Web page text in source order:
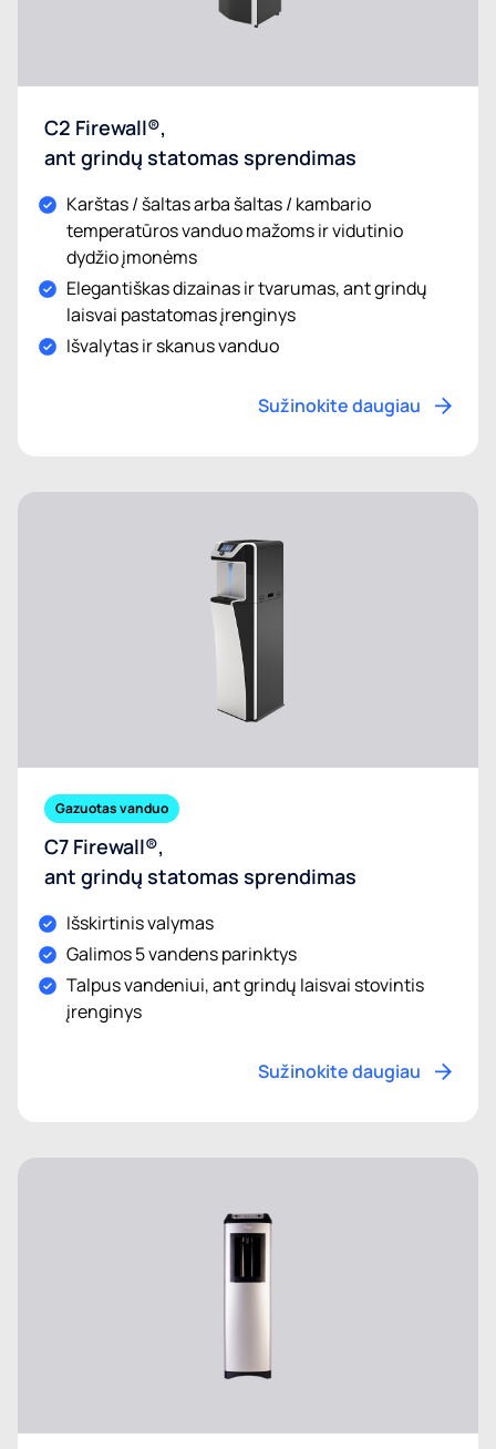
C2 Firewall®,
ant grindų statomas sprendimas
Karštas / šaltas arba šaltas / kambario
temperatūros vanduo mažoms ir vidutinio
dydžio įmonėms
Elegantiškas dizainas ir tvarumas, ant grindų
laisvai pastatomas įrenginys
Išvalytas ir skanus vanduo
Sužinokite daugiau
Gazuotas vanduo
C7 Firewall®,
ant grindų statomas sprendimas
Išskirtinis valymas
Galimos 5 vandens parinktys
Talpus vandeniui, ant grindų laisvai stovintis
įrenginys
Sužinokite daugiau